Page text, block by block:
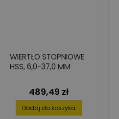
WIERTŁO STOPNIOWE
HSS, 6,0-37,0 MM
Cena
489,49 zł
Dodaj do koszyka